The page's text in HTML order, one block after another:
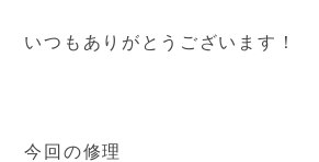
いつもありがとうございます！
今回の修理